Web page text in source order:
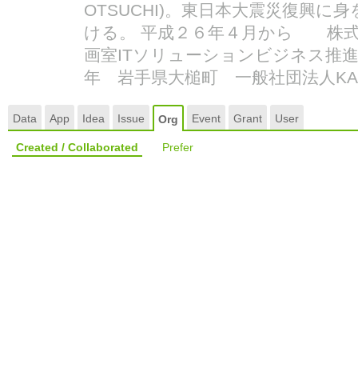
OTSUCHI)。東日本大震災復興に
ける。 平成２６年４月から 株
画室ITソリューションビジネス推
年 岩手県大槌町 一般社団法人
Data App Idea Issue Org Event Grant User
Created / Collaborated Prefer